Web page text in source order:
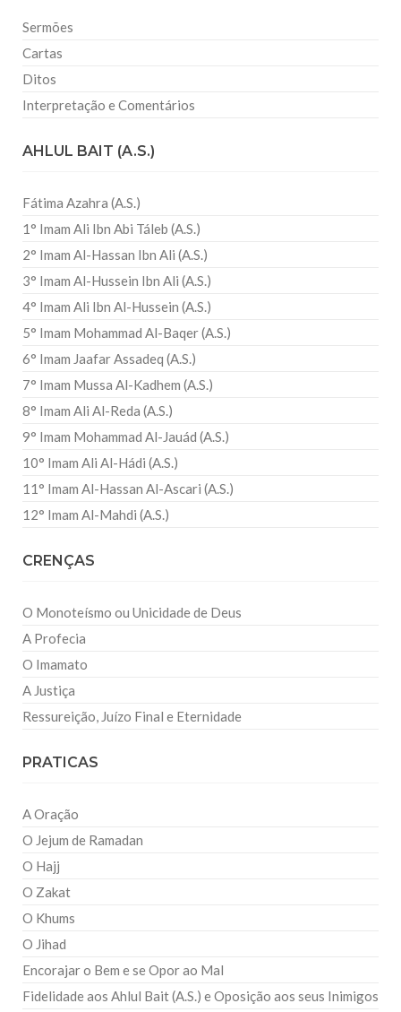
Sermões
Cartas
Ditos
Interpretação e Comentários
AHLUL BAIT (A.S.)
Fátima Azahra (A.S.)
1° Imam Ali Ibn Abi Táleb (A.S.)
2° Imam Al-Hassan Ibn Ali (A.S.)
3° Imam Al-Hussein Ibn Ali (A.S.)
4° Imam Ali Ibn Al-Hussein (A.S.)
5° Imam Mohammad Al-Baqer (A.S.)
6° Imam Jaafar Assadeq (A.S.)
7° Imam Mussa Al-Kadhem (A.S.)
8° Imam Ali Al-Reda (A.S.)
9° Imam Mohammad Al-Jauád (A.S.)
10° Imam Ali Al-Hádi (A.S.)
11° Imam Al-Hassan Al-Ascari (A.S.)
12° Imam Al-Mahdi (A.S.)
CRENÇAS
O Monoteísmo ou Unicidade de Deus
A Profecia
O Imamato
A Justiça
Ressureição, Juízo Final e Eternidade
PRATICAS
A Oração
O Jejum de Ramadan
O Hajj
O Zakat
O Khums
O Jihad
Encorajar o Bem e se Opor ao Mal
Fidelidade aos Ahlul Bait (A.S.) e Oposição aos seus Inimigos